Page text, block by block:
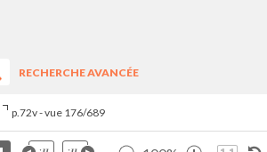
RECHERCHE AVANCÉE
p.72v - vue 176/689